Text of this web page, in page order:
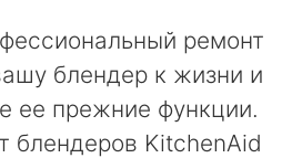
ремонт
блендер к жизни и
ее прежние функции.
блендеров KitchenAid